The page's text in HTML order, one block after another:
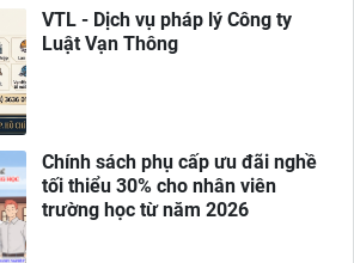
VTL - Dịch vụ pháp lý Công ty
Luật Vạn Thông
Chính sách phụ cấp ưu đãi nghề
tối thiểu 30% cho nhân viên
trường học từ năm 2026